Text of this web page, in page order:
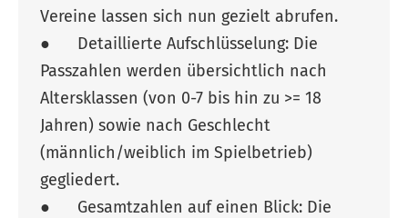
Vereine lassen sich nun gezielt abrufen.
● Detaillierte Aufschlüsselung: Die
Passzahlen werden übersichtlich nach
Altersklassen (von 0-7 bis hin zu >= 18
Jahren) sowie nach Geschlecht
(männlich/weiblich im Spielbetrieb)
gegliedert.
● Gesamtzahlen auf einen Blick: Die